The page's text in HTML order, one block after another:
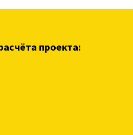
проекта: